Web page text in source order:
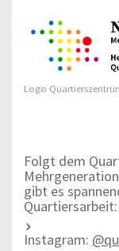
Logo
Folgt dem
gibt es
Quartiersarbeit:
Instagram: